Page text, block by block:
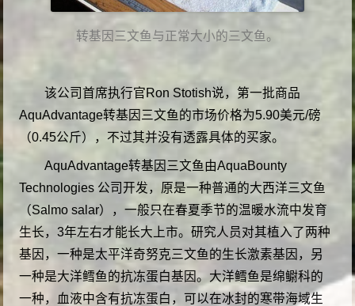
转基因三文鱼与正常大小的三文鱼。
该公司首席执行官Ron Stotish说，第一批商品
AquAdvantage转基因三文鱼的市场价格为5.90美元/磅
（0.45公斤），不过其并没有透露具体的买家。
AquAdvantage转基因三文鱼由AquaBounty
Technologies 公司开发，原是一种普通的大西洋三文鱼
（Salmo salar），一般只在春夏季节的温暖水流中发育
生长，3年左右才能长大上市。研究人员对其植入了两种
基因，一种是太平洋奇努克三文鱼的生长激素基因，另
一种是大洋鳕鱼的抗冻蛋白基因。大洋鳕鱼是绵鳚科的
一种，血液中含有抗冻蛋白，可以在冰封的寒带海域生